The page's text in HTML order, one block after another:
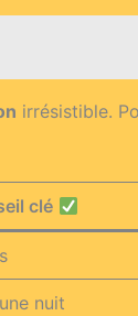
irrésistible.
clé
nuit